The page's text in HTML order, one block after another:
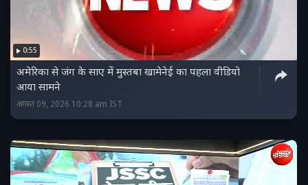
0:55
अमेरिका से जंग के साए में मुस्तबा खामेनेई का पहला वीडियो
आया सामने
अगस्त 09, 2026 10:28 am IST